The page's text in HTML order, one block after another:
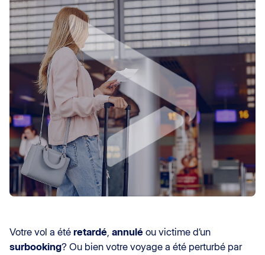
Votre vol a été retardé, annulé ou victime d’un
surbooking? Ou bien votre voyage a été perturbé par